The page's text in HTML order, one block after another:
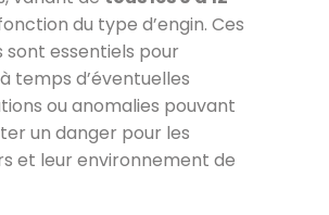
du type d’engin. Ces
essentiels pour
temps d’éventuelles
ou anomalies pouvant
un danger pour les
et leur environnement de